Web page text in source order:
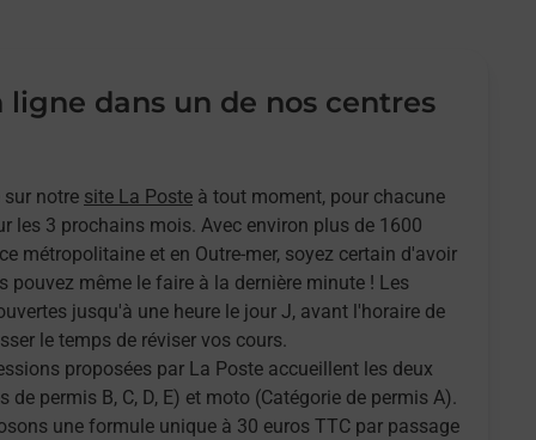
ligne dans un de nos centres
notre site La Poste à tout moment, pour chacune
les 3 prochains mois. Avec environ plus de 1600
métropolitaine et en Outre-mer, soyez certain d'avoir
pouvez même le faire à la dernière minute ! Les
jusqu'à une heure le jour J, avant l'horaire de
le temps de réviser vos cours.
proposées par La Poste accueillent les deux
de permis B, C, D, E) et moto (Catégorie de permis A).
une formule unique à 30 euros TTC par passage